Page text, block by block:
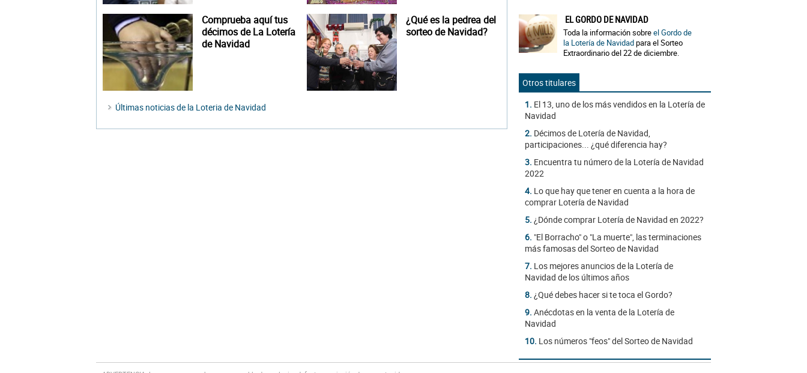
Comprueba aquí tus
décimos de La Lotería
de Navidad
¿Qué es la pedrea del
sorteo de Navidad?
Últimas noticias de la Loteria de Navidad
EL GORDO DE NAVIDAD
Toda la información sobreel Gordo de
la Lotería de Navidadpara el Sorteo
Extraordinario del 22 de diciembre.
Otros titulares
1. El 13, uno de los más vendidos en la Lotería de
Navidad
2. Décimos de Lotería de Navidad,
participaciones... ¿qué diferencia hay?
3. Encuentra tu número de la Lotería de Navidad
2022
4. Lo que hay que tener en cuenta a la hora de
comprar Lotería de Navidad
5. ¿Dónde comprar Lotería de Navidad en 2022?
6. "El Borracho" o "La muerte", las terminaciones
más famosas del Sorteo de Navidad
7. Los mejores anuncios de la Lotería de
Navidad de los últimos años
8. ¿Qué debes hacer si te toca el Gordo?
9. Anécdotas en la venta de la Lotería de
Navidad
10. Los números "feos" del Sorteo de Navidad